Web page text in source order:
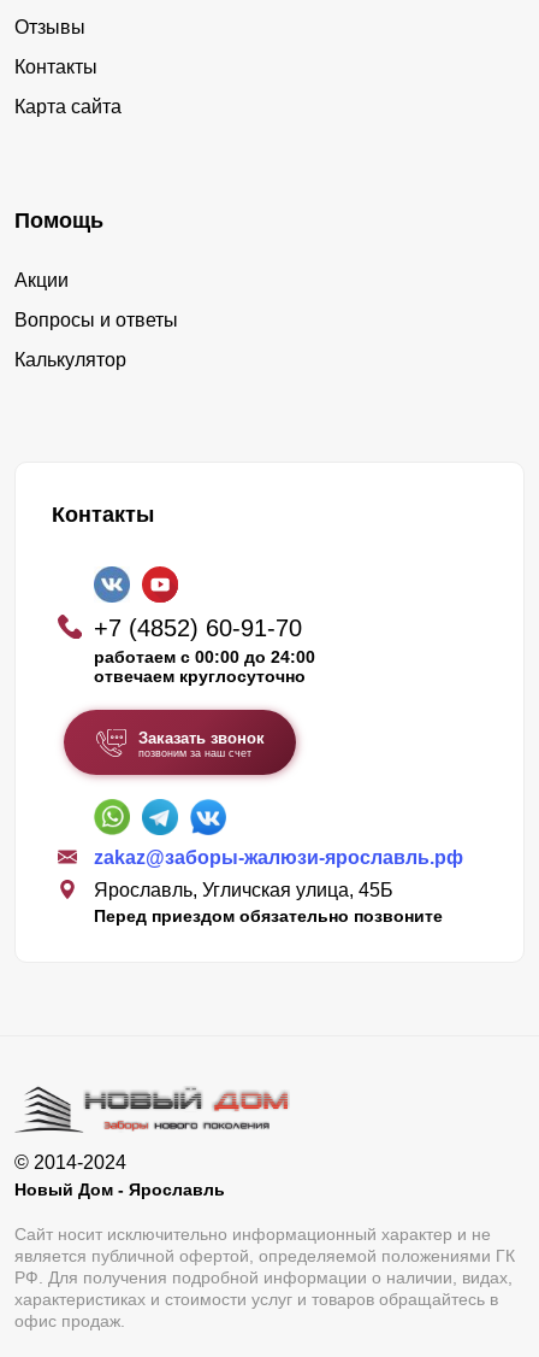
Отзывы
Контакты
Карта сайта
Помощь
Акции
Вопросы и ответы
Калькулятор
Контакты
+7 (4852) 60-91-70
работаем с 00:00 до 24:00
отвечаем круглосуточно
Заказать звонок
позвоним за наш счет
zakaz@заборы-жалюзи-ярославль.рф
Ярославль, Угличская улица, 45Б
Перед приездом обязательно позвоните
© 2014-2024
Новый Дом - Ярославль
Сайт носит исключительно информационный характер и не
является публичной офертой, определяемой положениями ГК
РФ. Для получения подробной информации о наличии, видах,
характеристиках и стоимости услуг и товаров обращайтесь в
офис продаж.